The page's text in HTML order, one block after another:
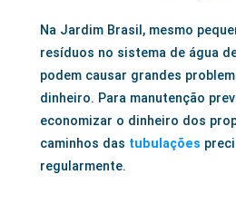
Na Jardim Brasil, mesmo
resíduos no sistema de água
podem causar grandes
dinheiro. Para manutenção
economizar o dinheiro dos
caminhos das tubulações
regularmente.